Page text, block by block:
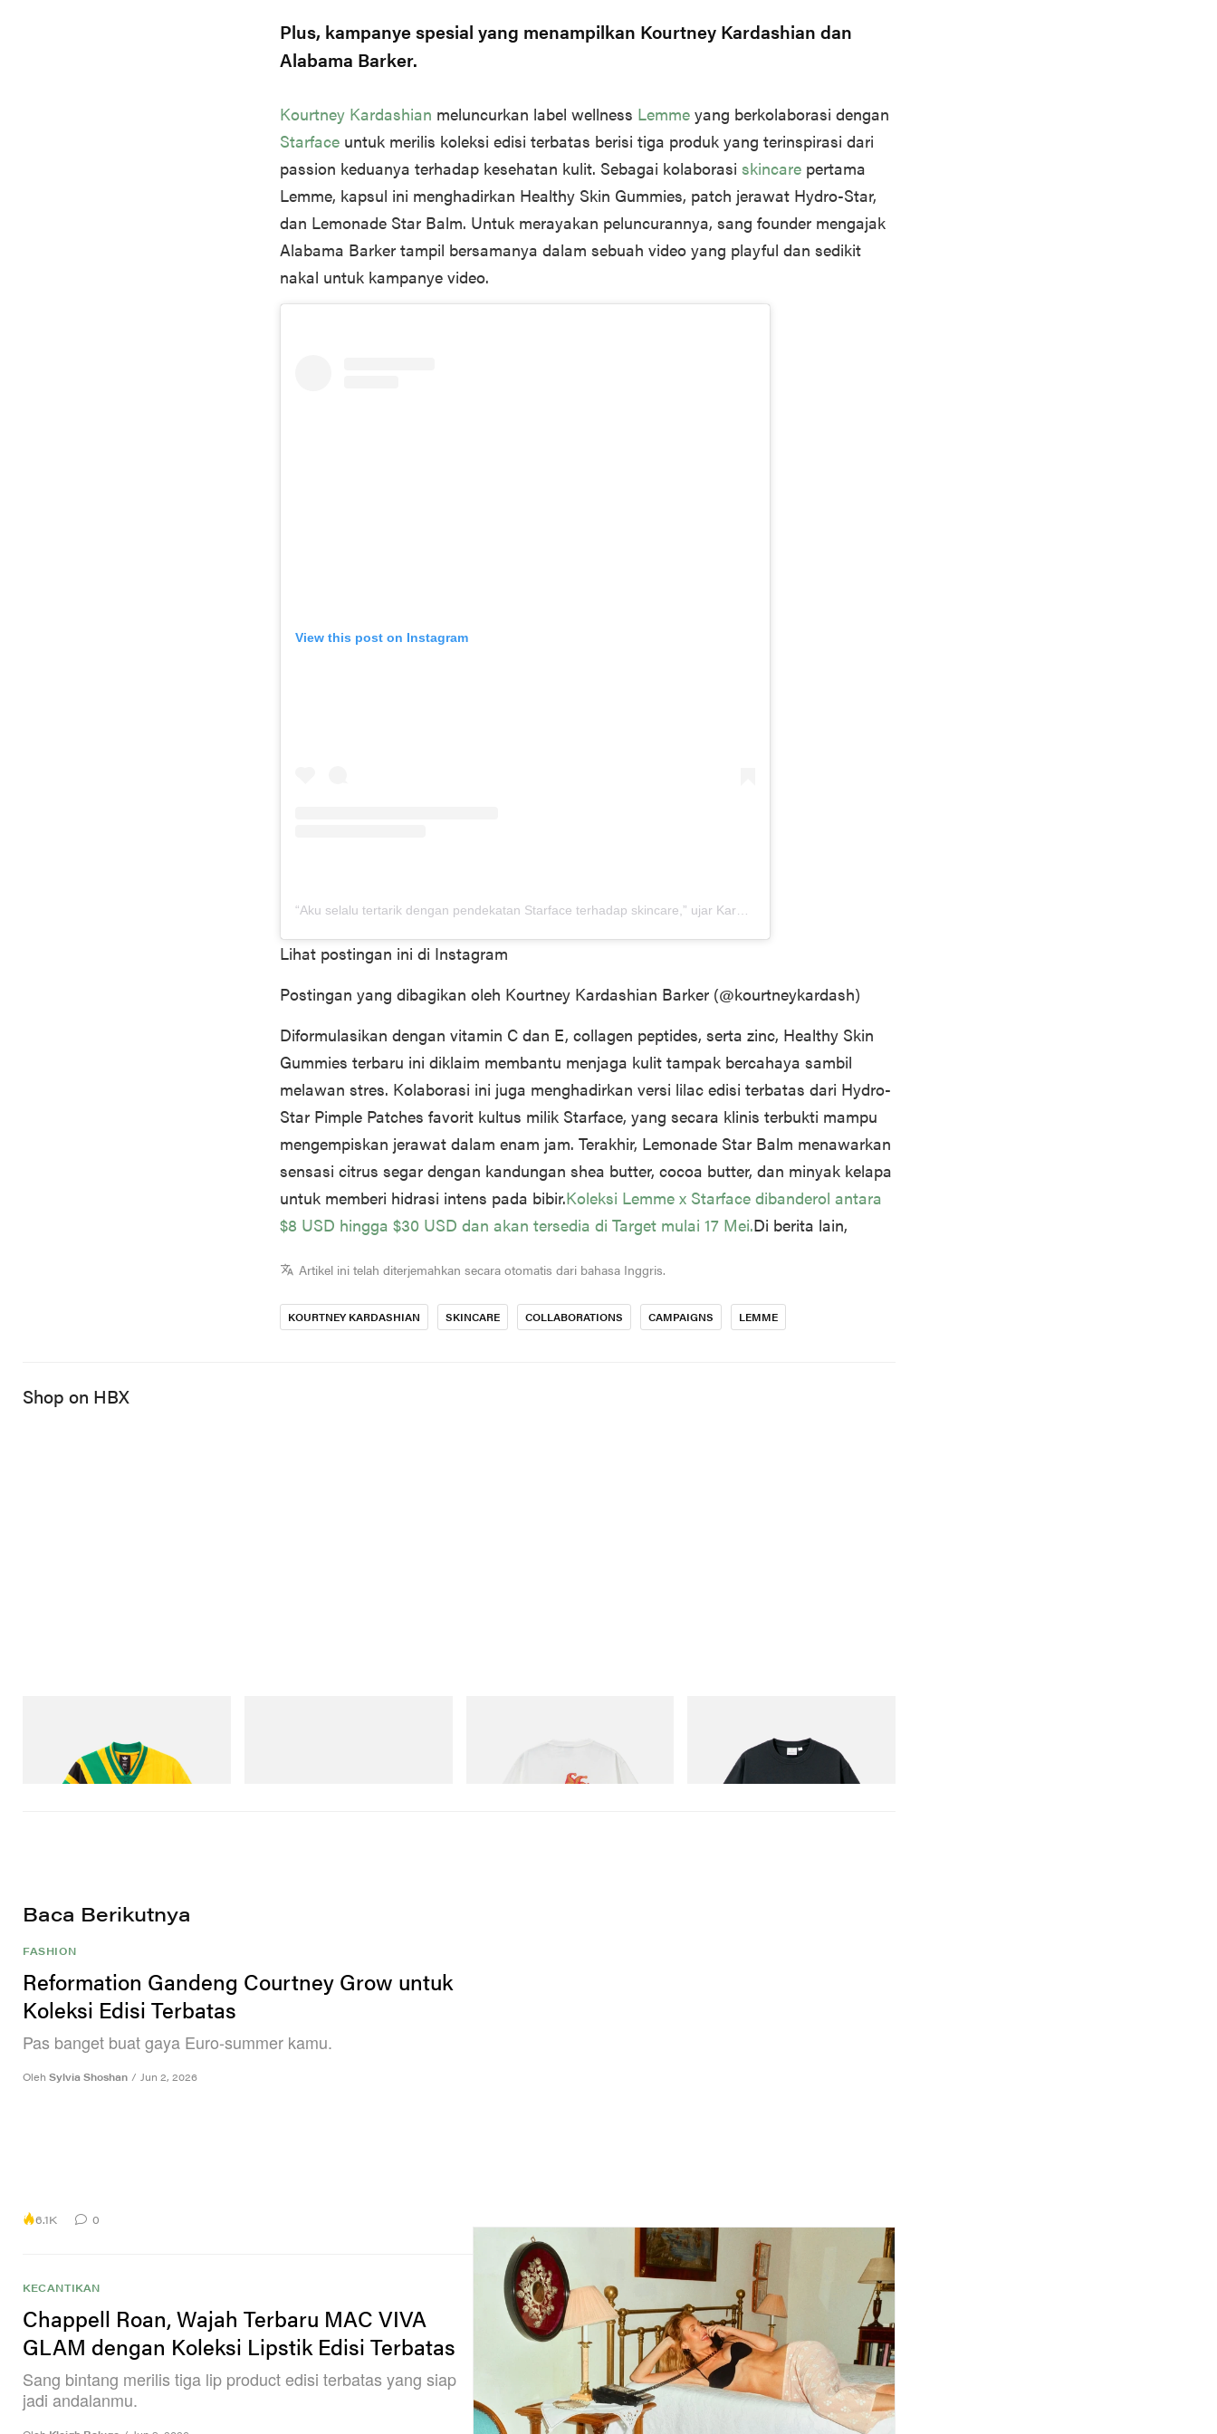
Plus, kampanye spesial yang menampilkan Kourtney Kardashian dan
Alabama Barker.
Kourtney Kardashian meluncurkan label wellness Lemme yang berkolaborasi dengan
Starface untuk merilis koleksi edisi terbatas berisi tiga produk yang terinspirasi dari
passion keduanya terhadap kesehatan kulit. Sebagai kolaborasiskincare pertama
Lemme, kapsul ini menghadirkan Healthy Skin Gummies, patch jerawat Hydro-Star,
dan Lemonade Star Balm. Untuk merayakan peluncurannya, sang founder mengajak
Alabama Barker tampil bersamanya dalam sebuah video yang playful dan sedikit
nakal untuk kampanyevideo.
View this post on Instagram
Lihat postingan ini di Instagram
Postingan yang dibagikan oleh Kourtney Kardashian Barker (@kourtneykardash)
Diformulasikan dengan vitamin C dan E, collagen peptides, serta zinc, Healthy Skin
Gummies terbaru ini diklaim membantu menjaga kulit tampak bercahaya sambil
melawan stres. Kolaborasi ini juga menghadirkan versi lilac edisi terbatas dari Hydro-
Star Pimple Patches favorit kultus milik Starface, yang secara klinis terbukti mampu
mengempiskan jerawat dalam enam jam. Terakhir, Lemonade Star Balm menawarkan
sensasi citrus segar dengan kandungan shea butter, cocoa butter, dan minyak kelapa
untuk memberi hidrasi intens pada bibir.Koleksi Lemme x Starface dibanderol antara
$8 USD hingga $30 USD dan akan tersedia di Target mulai 17 Mei.Di berita lain,
Artikel ini telah diterjemahkan secara otomatis dari bahasa Inggris.
KOURTNEY KARDASHIAN SKINCARE COLLABORATIONS CAMPAIGNS LEMME
Shop on HBX
Football Jersey
Beli Sekarang
Beli Sekarang Beli Sekarang
Baca Berikutnya
FASHION
Reformation Gandeng Courtney Grow untuk
Koleksi Edisi Terbatas
Pas banget buat gaya Euro-summer kamu.
Oleh Sylvia Shoshan / Jun 2, 2026
6.1K 0
KECANTIKAN
Chappell Roan, Wajah Terbaru MAC VIVA
GLAM dengan Koleksi Lipstik Edisi Terbatas
Sang bintang merilis tiga lip product edisi terbatas yang siap
jadi andalanmu.